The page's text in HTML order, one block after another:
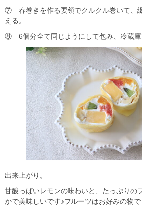
⑦ 春巻きを作る要領でクルクル巻いて、
える。
⑧ 6個分全て同じようにして包み、冷蔵庫
出来上がり。
甘酸っぱいレモンの味わいと、たっぷりの
かで美味しいです♪フルーツはお好みの物